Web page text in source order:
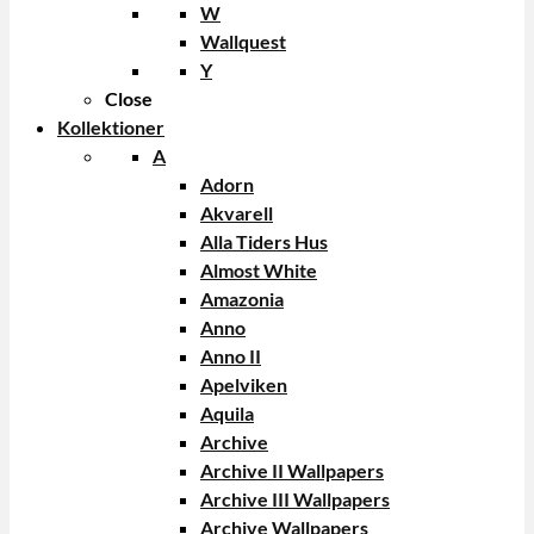
W
Wallquest
Y
Close
Kollektioner
A
Adorn
Akvarell
Alla Tiders Hus
Almost White
Amazonia
Anno
Anno II
Apelviken
Aquila
Archive
Archive II Wallpapers
Archive III Wallpapers
Archive Wallpapers